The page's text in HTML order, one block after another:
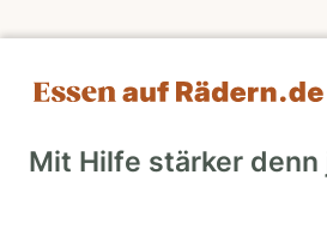
Mit Hilfe stärker denn